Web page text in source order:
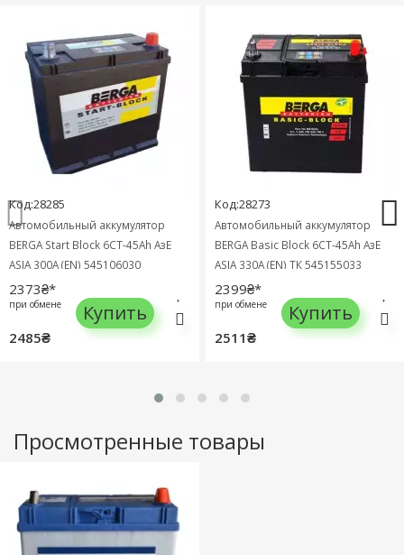
Код:28285
Автомобильный аккумулятор
BERGA Start Block 6СТ-45Ah АзЕ
ASIA 300A (EN) 545106030
2373₴*
при обмене
2485₴
Купить
Код:28273
Автомобильный аккумулятор
BERGA Basic Block 6СТ-45Ah АзЕ
ASIA 330A (EN) ТК 545155033
2399₴*
при обмене
2511₴
Купить
Просмотренные товары